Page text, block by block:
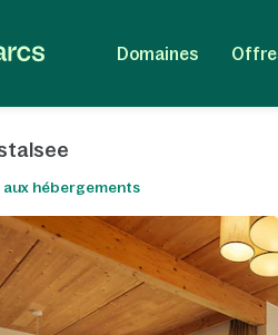
Domaines
aux hébergements